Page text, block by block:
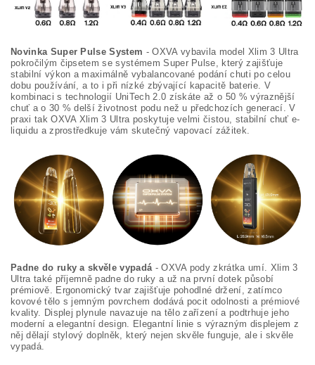
Novinka Super Pulse System - OXVA vybavila model Xlim 3 Ultra
pokročilým čipsetem se systémem Super Pulse, který zajišťuje
stabilní výkon a maximálně vybalancované podání chuti po celou
dobu používání, a to i při nízké zbývající kapacitě baterie. V
kombinaci s technologií UniTech 2.0 získáte až o 50 % výraznější
chuť a o 30 % delší životnost podu než u předchozích generací. V
praxi tak OXVA Xlim 3 Ultra poskytuje velmi čistou, stabilní chuť e-
liquidu a zprostředkuje vám skutečný vapovací zážitek.
Padne do ruky a skvěle vypadá - OXVA pody zkrátka umí. Xlim 3
Ultra také příjemně padne do ruky a už na první dotek působí
prémiově. Ergonomický tvar zajišťuje pohodlné držení, zatímco
kovové tělo s jemným povrchem dodává pocit odolnosti a prémiové
kvality. Displej plynule navazuje na tělo zařízení a podtrhuje jeho
moderní a elegantní design. Elegantní linie s výrazným displejem z
něj dělají stylový doplněk, který nejen skvěle funguje, ale i skvěle
vypadá.